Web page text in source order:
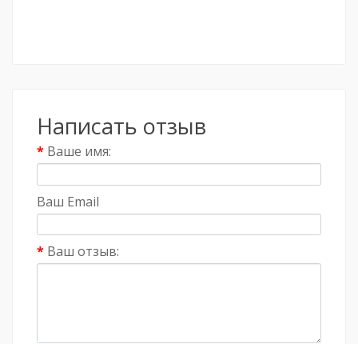
Написать отзыв
Ваше имя:
Ваш Email
Ваш отзыв: